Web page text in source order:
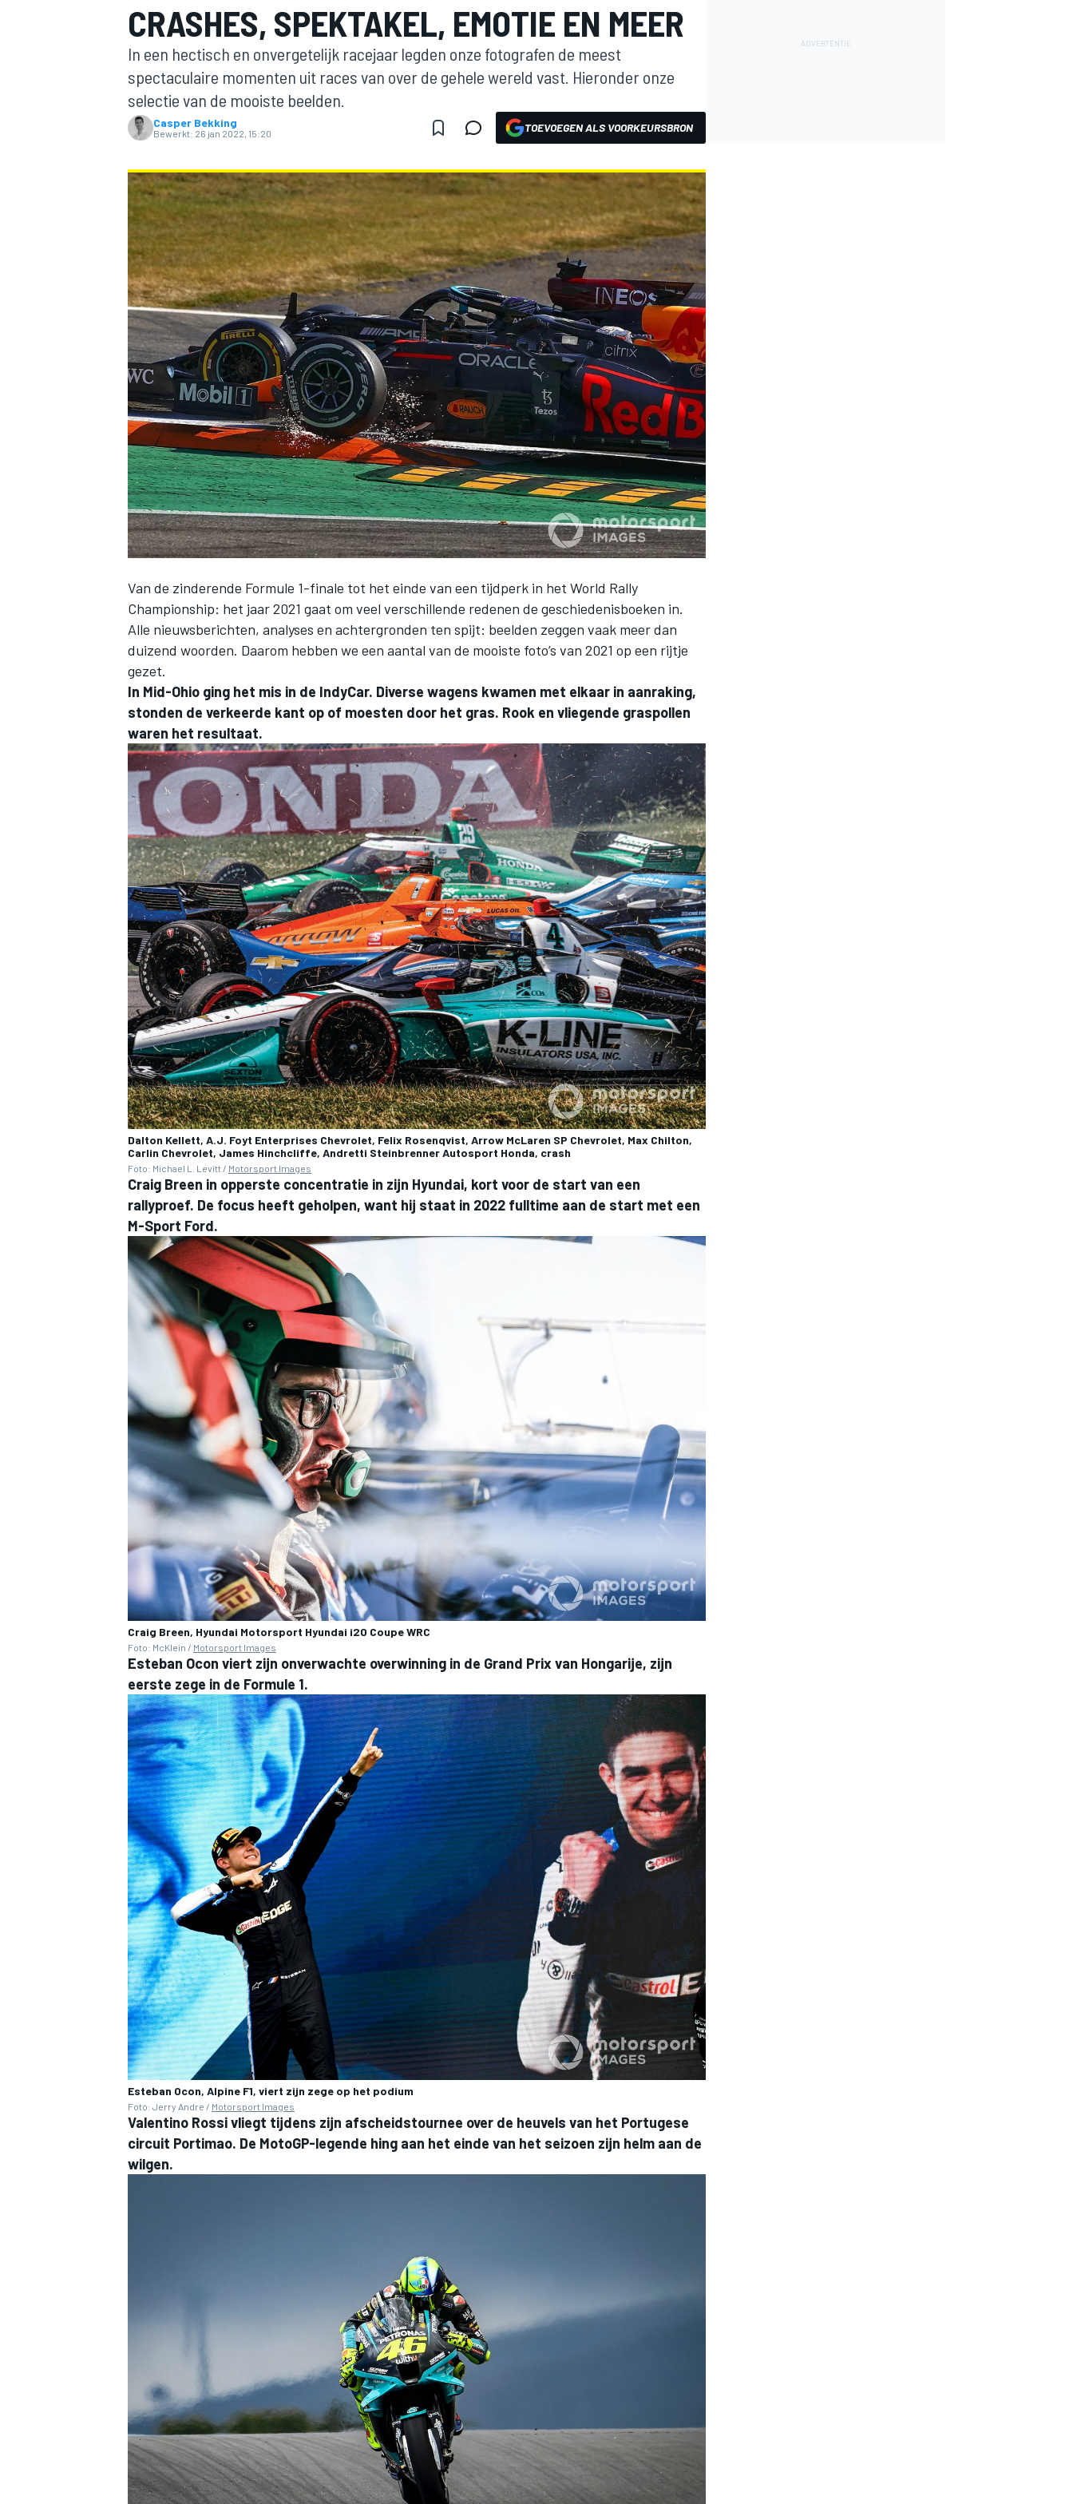
MOTOGP
INDYCAR
WEC DTM
MEER RACEKLASSEN
CRASHES, SPEKTAKEL, EMOTIE EN MEER
In een hectisch en onvergetelijk racejaar legden onze fotografen de meest
spectaculaire momenten uit races van over de gehele wereld vast. Hieronder onze
selectie van de mooiste beelden.
Casper Bekking
Bewerkt: 26 jan 2022, 15:20 TOEVOEGEN ALS VOORKEURSBRON
Van de zinderende Formule 1-finale tot het einde van een tijdperk in het World Rally
Championship: het jaar 2021 gaat om veel verschillende redenen de geschiedenisboeken in.
Alle nieuwsberichten, analyses en achtergronden ten spijt: beelden zeggen vaak meer dan
duizend woorden. Daarom hebben we een aantal van de mooiste foto’s van 2021 op een rijtje
gezet.
In Mid-Ohio ging het mis in de IndyCar. Diverse wagens kwamen met elkaar in aanraking,
stonden de verkeerde kant op of moesten door het gras. Rook en vliegende graspollen
waren het resultaat.
Dalton Kellett, A.J. Foyt Enterprises Chevrolet, Felix Rosenqvist, Arrow McLaren SP Chevrolet, Max Chilton,
Carlin Chevrolet, James Hinchcliffe, Andretti Steinbrenner Autosport Honda, crash
Foto: Michael L. Levitt / Motorsport Images
Craig Breen in opperste concentratie in zijn Hyundai, kort voor de start van een
rallyproef. De focus heeft geholpen, want hij staat in 2022 fulltime aan de start met een
M-Sport Ford.
Craig Breen, Hyundai Motorsport Hyundai i20 Coupe WRC
Foto: McKlein / Motorsport Images
Esteban Ocon viert zijn onverwachte overwinning in de Grand Prix van Hongarije, zijn
eerste zege in de Formule 1.
Esteban Ocon, Alpine F1, viert zijn zege op het podium
Foto: Jerry Andre / Motorsport Images
Valentino Rossi vliegt tijdens zijn afscheidstournee over de heuvels van het Portugese
circuit Portimao. De MotoGP-legende hing aan het einde van het seizoen zijn helm aan de
wilgen.